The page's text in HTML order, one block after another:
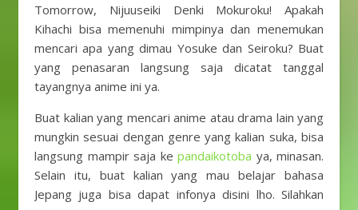
Tomorrow, Nijuuseiki Denki Mokuroku! Apakah
Kihachi bisa memenuhi mimpinya dan menemukan
mencari apa yang dimau Yosuke dan Seiroku? Buat
yang penasaran langsung saja dicatat tanggal
tayangnya anime ini ya.
Buat kalian yang mencari anime atau drama lain yang
mungkin sesuai dengan genre yang kalian suka, bisa
langsung mampir saja ke pandaikotoba ya, minasan.
Selain itu, buat kalian yang mau belajar bahasa
Jepang juga bisa dapat infonya disini lho. Silahkan